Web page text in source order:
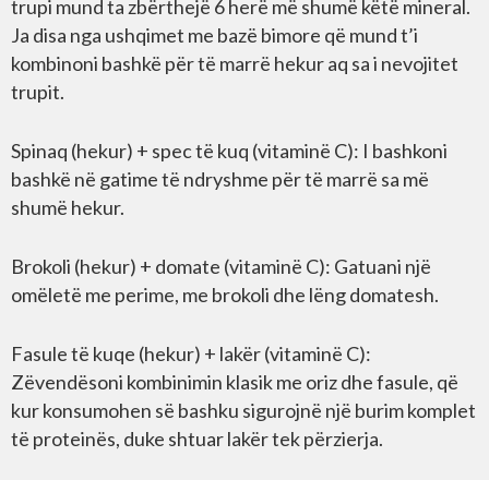
trupi mund ta zbërthejë 6 herë më shumë këtë mineral.
Ja disa nga ushqimet me bazë bimore që mund t’i
kombinoni bashkë për të marrë hekur aq sa i nevojitet
trupit.
Spinaq (hekur) + spec të kuq (vitaminë C): I bashkoni
bashkë në gatime të ndryshme për të marrë sa më
shumë hekur.
Brokoli (hekur) + domate (vitaminë C): Gatuani një
omëletë me perime, me brokoli dhe lëng domatesh.
Fasule të kuqe (hekur) + lakër (vitaminë C):
Zëvendësoni kombinimin klasik me oriz dhe fasule, që
kur konsumohen së bashku sigurojnë një burim komplet
të proteinës, duke shtuar lakër tek përzierja.